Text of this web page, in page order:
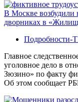
В Москве возбудили
дворниках в
Подробности-
Главное
уголовное дело в
Зюзино» по факту
Об этом сообщает